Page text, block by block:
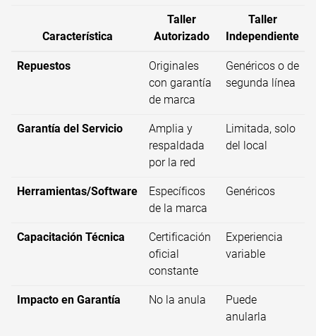
Característica
Taller
Autorizado
Taller
Independiente
Repuestos
Originales
con garantía
de marca
Genéricos o de
segunda línea
Garantía del Servicio
Amplia y
respaldada
por la red
Limitada, solo
del local
Herramientas/Software
Específicos
de la marca
Genéricos
Capacitación Técnica
Certificación
oficial
constante
Experiencia
variable
Impacto en Garantía No la anula
Puede
anularla